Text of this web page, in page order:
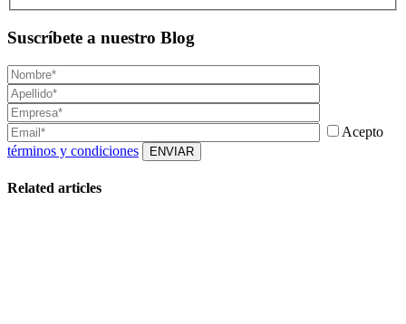
Suscríbete a nuestro Blog
Acepto
términos y condiciones
Related articles